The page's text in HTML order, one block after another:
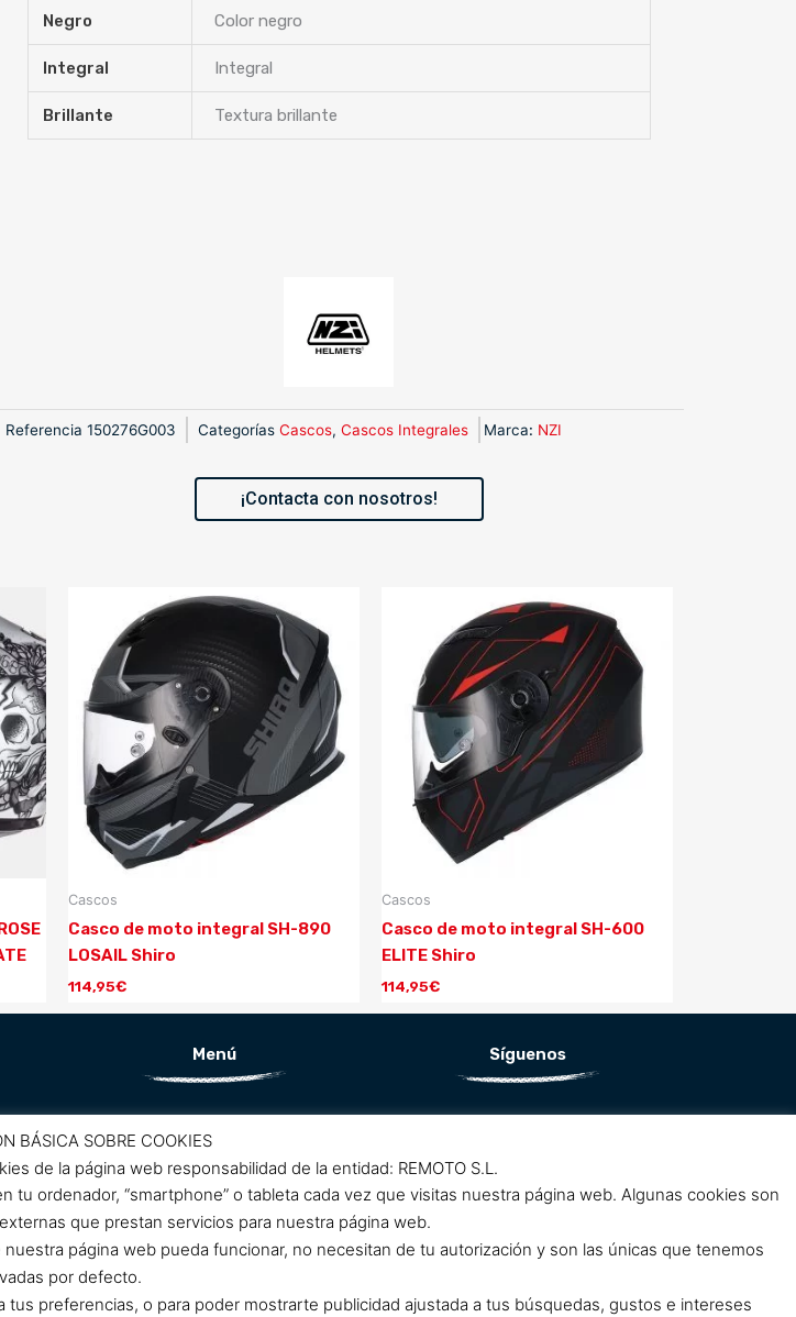
Negro Color negro
Integral Integral
Brillante Textura brillante
Referencia 150276G003 Categorías Cascos, Cascos Integrales Marca: NZI
¡Contacta con nosotros!
Cascos
Casco de moto integral SH-890
LOSAIL Shiro
114,95€
Cascos
Casco de moto integral SH-600
ELITE Shiro
114,95€
Menú
Conócenos
Promociones
Contacto
Síguenos
F
c
e
o
I
t
g
BÁSICA SOBRE COOKIES
de la página web responsabilidad de la entidad: REMOTO S.L.
ordenador, “smartphone” o tableta cada vez que visitas nuestra página web. Algunas cookies son
que prestan servicios para nuestra página web.
página web pueda funcionar, no necesitan de tu autorización y son las únicas que tenemos
por defecto.
preferencias, o para poder mostrarte publicidad ajustada a tus búsquedas, gustos e intereses